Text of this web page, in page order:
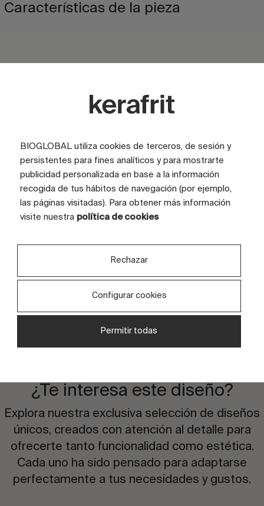
Características de la pieza
Rústico
ASPECTO Piedra
COLOR Gris
TAMAÑO CARAS (CM)
¿Te interesa este diseño?
Explora nuestra exclusiva selección de diseños
únicos, creados con atención al detalle para
ofrecerte tanto funcionalidad como estética.
Cada uno ha sido pensado para adaptarse
perfectamente a tus necesidades y gustos.
BIOGLOBAL utiliza cookies de terceros, de sesión y
persistentes para fines analíticos y para mostrarte
publicidad personalizada en base a la información
recogida de tus hábitos de navegación (por ejemplo,
las páginas visitadas). Para obtener más información
visite nuestra política de cookies
Rechazar
Configurar cookies
Permitir todas